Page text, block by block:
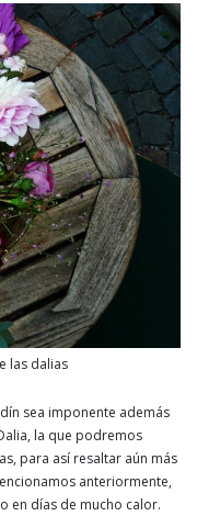
las dalias
sea imponente además
la que podremos
para así resaltar aún más
anteriormente,
en días de mucho calor.